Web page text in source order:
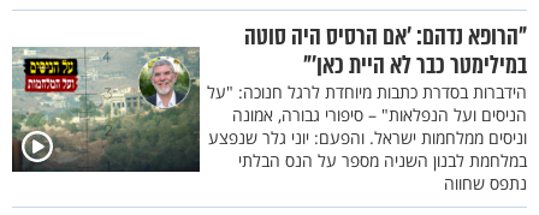
"הרופא נדהם: ’אם הרסיס היה סוטה
במילימטר כבר לא היית כאן’"
הידברות בסדרת כתבות מיוחדת לרגל חנוכה: "על
הניסים ועל הנפלאות" – סיפורי גבורה, אמונה
וניסים ממלחמות ישראל. והפעם: יוני גלר שנפצע
במלחמת לבנון השניה מספר על הנס הבלתי
נתפס שחווה